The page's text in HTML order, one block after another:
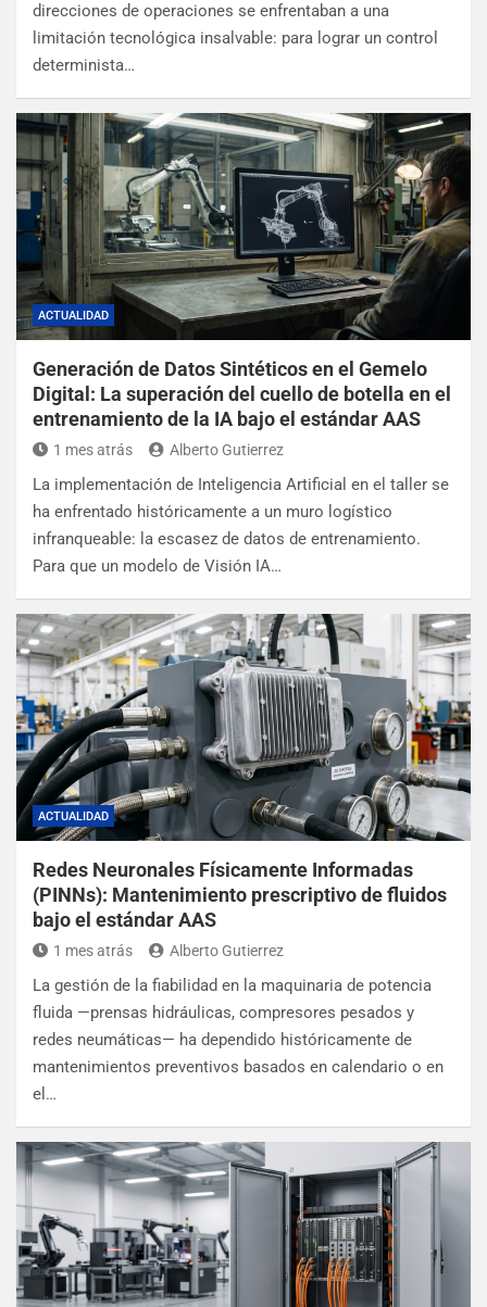
direcciones de operaciones se enfrentaban a una
limitación tecnológica insalvable: para lograr un control
determinista…
ACTUALIDAD
Generación de Datos Sintéticos en el Gemelo
Digital: La superación del cuello de botella en el
entrenamiento de la IA bajo el estándar AAS
1 mes atrás Alberto Gutierrez
La implementación de Inteligencia Artificial en el taller se
ha enfrentado históricamente a un muro logístico
infranqueable: la escasez de datos de entrenamiento.
Para que un modelo de Visión IA…
ACTUALIDAD
Redes Neuronales Físicamente Informadas
(PINNs): Mantenimiento prescriptivo de fluidos
bajo el estándar AAS
1 mes atrás Alberto Gutierrez
La gestión de la fiabilidad en la maquinaria de potencia
fluida —prensas hidráulicas, compresores pesados y
redes neumáticas— ha dependido históricamente de
mantenimientos preventivos basados en calendario o en
el…